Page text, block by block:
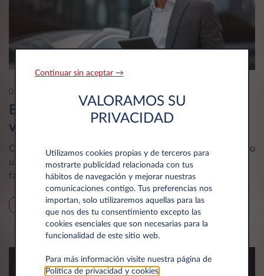
01 Jul 2026
Beneficios del coche de empresa: una
ventaja para trabajadores y empresas
Cada vez más compañías utilizan el coche de empresa como
una herramienta para atraer talento, fidelizar equipos y
facilitar el trabajo diario de sus profesionales.
NOTICIA
Continuar sin aceptar →
VALORAMOS SU
PRIVACIDAD
Utilizamos cookies propias y de terceros para
mostrarte publicidad relacionada con tus
hábitos de navegación y mejorar nuestras
comunicaciones contigo. Tus preferencias nos
importan, solo utilizaremos aquellas para las
que nos des tu consentimiento excepto las
cookies esenciales que son necesarias para la
funcionalidad de este sitio web.
Para más información visite nuestra página de
Política de privacidad y cookies.